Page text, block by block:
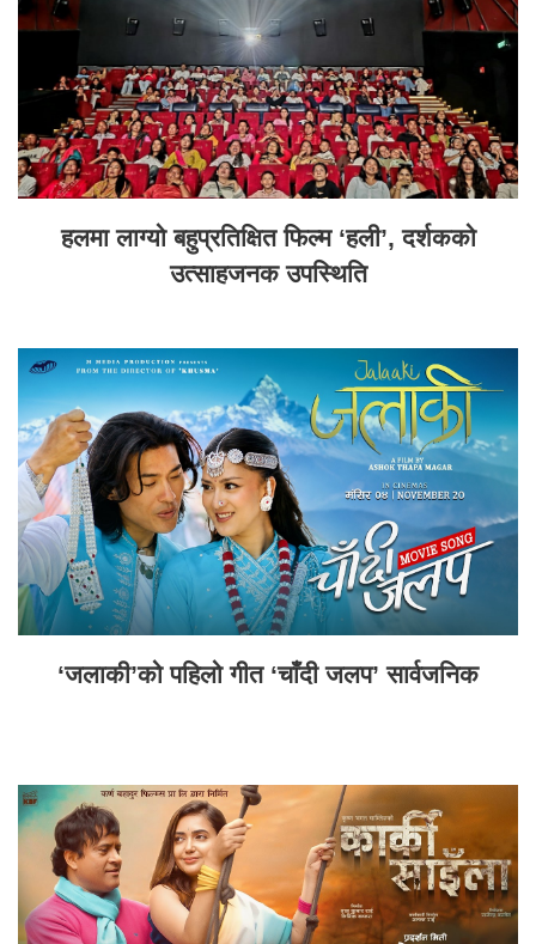
हलमा लाग्यो बहुप्रतिक्षित फिल्म ‘हली’, दर्शकको
उत्साहजनक उपस्थिति
‘जलाकी’को पहिलो गीत ‘चाँदी जलप’ सार्वजनिक